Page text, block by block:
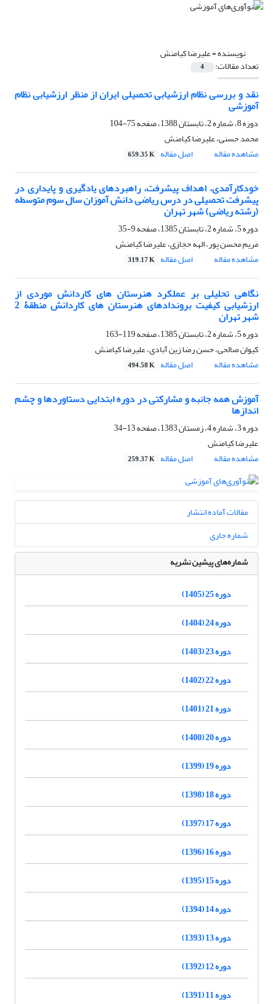
نویسنده =علیرضا کیامنش
تعداد مقالات: 4
نقد و بررسی نظام ارزشیابی تحصیلی ایران از منظر ارزشیابی نظام
آموزشی
دوره 8، شماره 2، تابستان 1388، صفحه
75-104
محمد حسنی، علیرضا کیامنش
مشاهده مقاله
اصل مقاله 659.35 K
خودکارآمدی، اهداف پیشرفت، راهبردهای یادگیری و پایداری در
پیشرفت تحصیلی در درس ریاضی دانش آموزان سال سوم متوسطه
(رشته ریاضی) شهر تهران
دوره 5، شماره 2، تابستان 1385، صفحه
9-35
مریم محسن پور، الهه حجازی، علیرضا کیامنش
مشاهده مقاله
اصل مقاله 319.17 K
نگاهی تحلیلی بر عملکرد هنرستان های کاردانش موردی از
ارزشیابی کیفیت بروندادهای هنرستان های کاردانش منطقۀ 2
شهر تهران
دوره 5، شماره 2، تابستان 1385، صفحه
119-163
کیوان صالحی، حسن رضا زین آبادی، علیرضا کیامنش
مشاهده مقاله
اصل مقاله 494.58 K
آموزش همه جانبه و مشارکتی در دوره ابتدایی دستاوردها و چشم
اندازها
دوره 3، شماره 4، زمستان 1383، صفحه
13-34
علیرضا کیامنش
مشاهده مقاله
اصل مقاله 259.37 K
مقالات آماده انتشار
شماره جاری
شماره‌های پیشین نشریه
دوره 25 (1405)
دوره 24 (1404)
دوره 23 (1403)
دوره 22 (1402)
دوره 21 (1401)
دوره 20 (1400)
دوره 19 (1399)
دوره 18 (1398)
دوره 17 (1397)
دوره 16 (1396)
دوره 15 (1395)
دوره 14 (1394)
دوره 13 (1393)
دوره 12 (1392)
دوره 11 (1391)